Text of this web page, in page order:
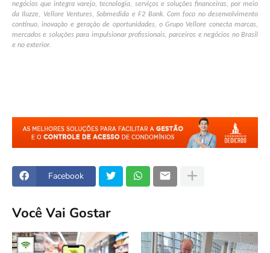
negócios que integra varejo, tecnologia, serviços e soluções financeiras, por meio
da Iluzze, Vellore Ventures, Sobmedida e F2 Bank. Com foco no desenvolvimento
contínuo, inovação e geração de oportunidades, o Grupo Vellore conecta marcas,
mercados e soluções para impulsionar profissionais, parceiros e negócios no Brasil
e no exterior.
Facebook
Você Vai Gostar